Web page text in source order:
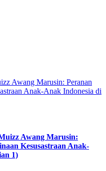
Awang Marusin: Peranan
Anak-Anak Indonesia di
Awang Marusin:
Kesusastraan Anak-
1)